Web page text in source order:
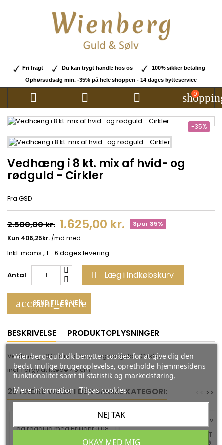
Fri fragt Du kan trygt handle hos os 100% sikker betaling
Ophørsudsalg min. -35% på hele shoppen - 14 dages bytteservice
   0
-35%
Vedhæng i 8 kt. mix af hvid- og
rødguld - Cirkler
Fra GSD
2.500,00 kr. 1.625,00 kr. Spar 35%
Inkl. moms , 1 - 6 dages levering
Antal  Læg i indkøbskurv
account_circle
SEND TIL EN VEN
BESKRIVELSE PRODUKTOPLYSNINGER
Vedhæng i 8 kt. mix af hvid- og rødguld - Cirkler
incl. Forgyldt kæde 45 cm
25 ANDRE VARER I DEN SAMME KATEGORI: >>
HALSKÆDE I FORGYLDT
SØLV MED KUGLER OG
Wienberg-guld.dk benytter cookies for at give dig den
bedst mulige brugeroplevelse, opretholde hjemmesidens
funktionalitet samt til statistik og markedsføring.
Mere information Tilpas cookies
NEJ TAK
OKAY MED MIG